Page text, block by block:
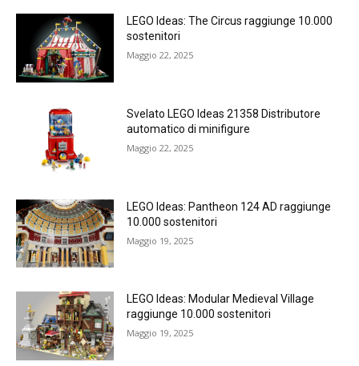
LEGO Ideas: The Circus raggiunge 10.000
sostenitori
Maggio 22, 2025
Svelato LEGO Ideas 21358 Distributore
automatico di minifigure
Maggio 22, 2025
LEGO Ideas: Pantheon 124 AD raggiunge
10.000 sostenitori
Maggio 19, 2025
LEGO Ideas: Modular Medieval Village
raggiunge 10.000 sostenitori
Maggio 19, 2025